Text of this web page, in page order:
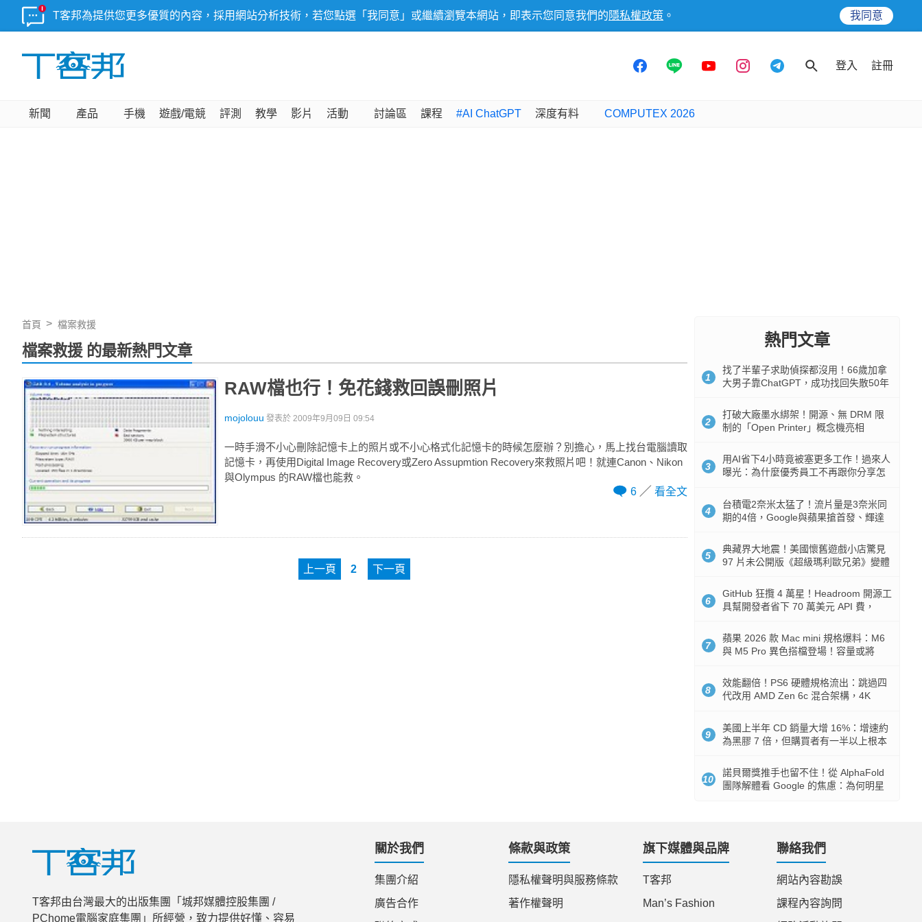
T客邦為提供您更多優質的內容，採用網站分析技術，若您點選「我同意」或繼續瀏覽本網站，即表示您同意我們的 隱私權政策 。 我同意
登入 註冊
新聞 產品 手機 遊戲/電競 評測 教學 影片 活動 討論區 課程 #AI ChatGPT 深度有料 COMPUTEX 2026
首頁 檔案救援
檔案救援 的最新熱門文章
RAW檔也行！免花錢救回誤刪照片
mojolouu 發表於 2009年9月09日 09:54
一時手滑不小心刪除記憶卡上的照片或不小心格式化記憶卡的時候怎麼辦？別擔心，馬上找台電腦讀取
記憶卡，再使用Digital Image Recovery或Zero Assupmtion Recovery來救照片吧！就連Canon、Nikon
與Olympus 的RAW檔也能救。
6
看全文
上一頁 2 下一頁
熱門文章
1
找了半輩子求助偵探都沒用！66歲加拿
大男子靠ChatGPT，成功找回失散50年
2
打破大廠墨水綁架！開源、無 DRM 限
制的「Open Printer」概念機亮相
3
用AI省下4小時竟被塞更多工作！過來人
曝光：為什麼優秀員工不再跟你分享怎
4
台積電2奈米太猛了！流片量是3奈米同
期的4倍，Google與蘋果搶首發、輝達
5
典藏界大地震！美國懷舊遊戲小店驚見
97 片未公開版《超級瑪利歐兄弟》變體
6
GitHub 狂攬 4 萬星！Headroom 開源工
具幫開發者省下 70 萬美元 API 費，
7
蘋果 2026 款 Mac mini 規格爆料：M6
與 M5 Pro 異色搭檔登場！容量或將
8
效能翻倍！PS6 硬體規格流出：跳過四
代改用 AMD Zen 6c 混合架構，4K
9
美國上半年 CD 銷量大增 16%：增速約
為黑膠 7 倍，但購買者有一半以上根本
10
諾貝爾獎推手也留不住！從 AlphaFold
團隊解體看 Google 的焦慮：為何明星
T客邦由台灣最大的出版集團「城邦媒體控股集團 /
PChome電腦家庭集團」所經營，致力提供好懂、容易
關於我們
集團介紹
廣告合作
條款與政策
隱私權聲明與服務條款
著作權聲明
旗下媒體與品牌
T客邦
Man’s Fashion
聯絡我們
網站內容勘誤
課程內容詢問